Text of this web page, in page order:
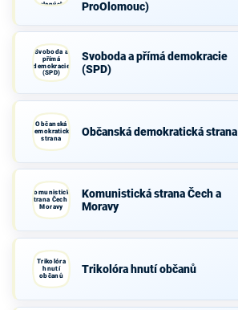
zelených,
ProOlomouc)
Svoboda a
přímá
demokracie
(SPD)
Svoboda a přímá demokracie
(SPD)
Občanská
demokratická
strana
Občanská demokratická strana
Komunistická
strana Čech a
Moravy
Komunistická strana Čech a
Moravy
Trikolóra
hnutí
občanů
Trikolóra hnutí občanů